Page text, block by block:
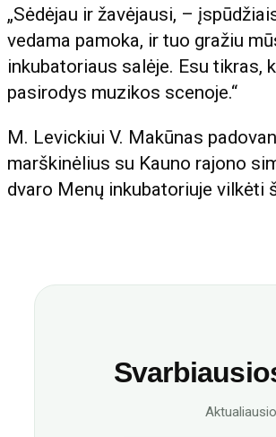
„Sėdėjau ir žavėjausi, –
vedama pamoka, ir tuo gražiu
inkubatoriaus salėje. Esu tikras,
pasirodys muzikos scenoje.“
M. Levickiui V. Makūnas
marškinėlius su Kauno rajono
dvaro Menų inkubatoriuje vilkėti